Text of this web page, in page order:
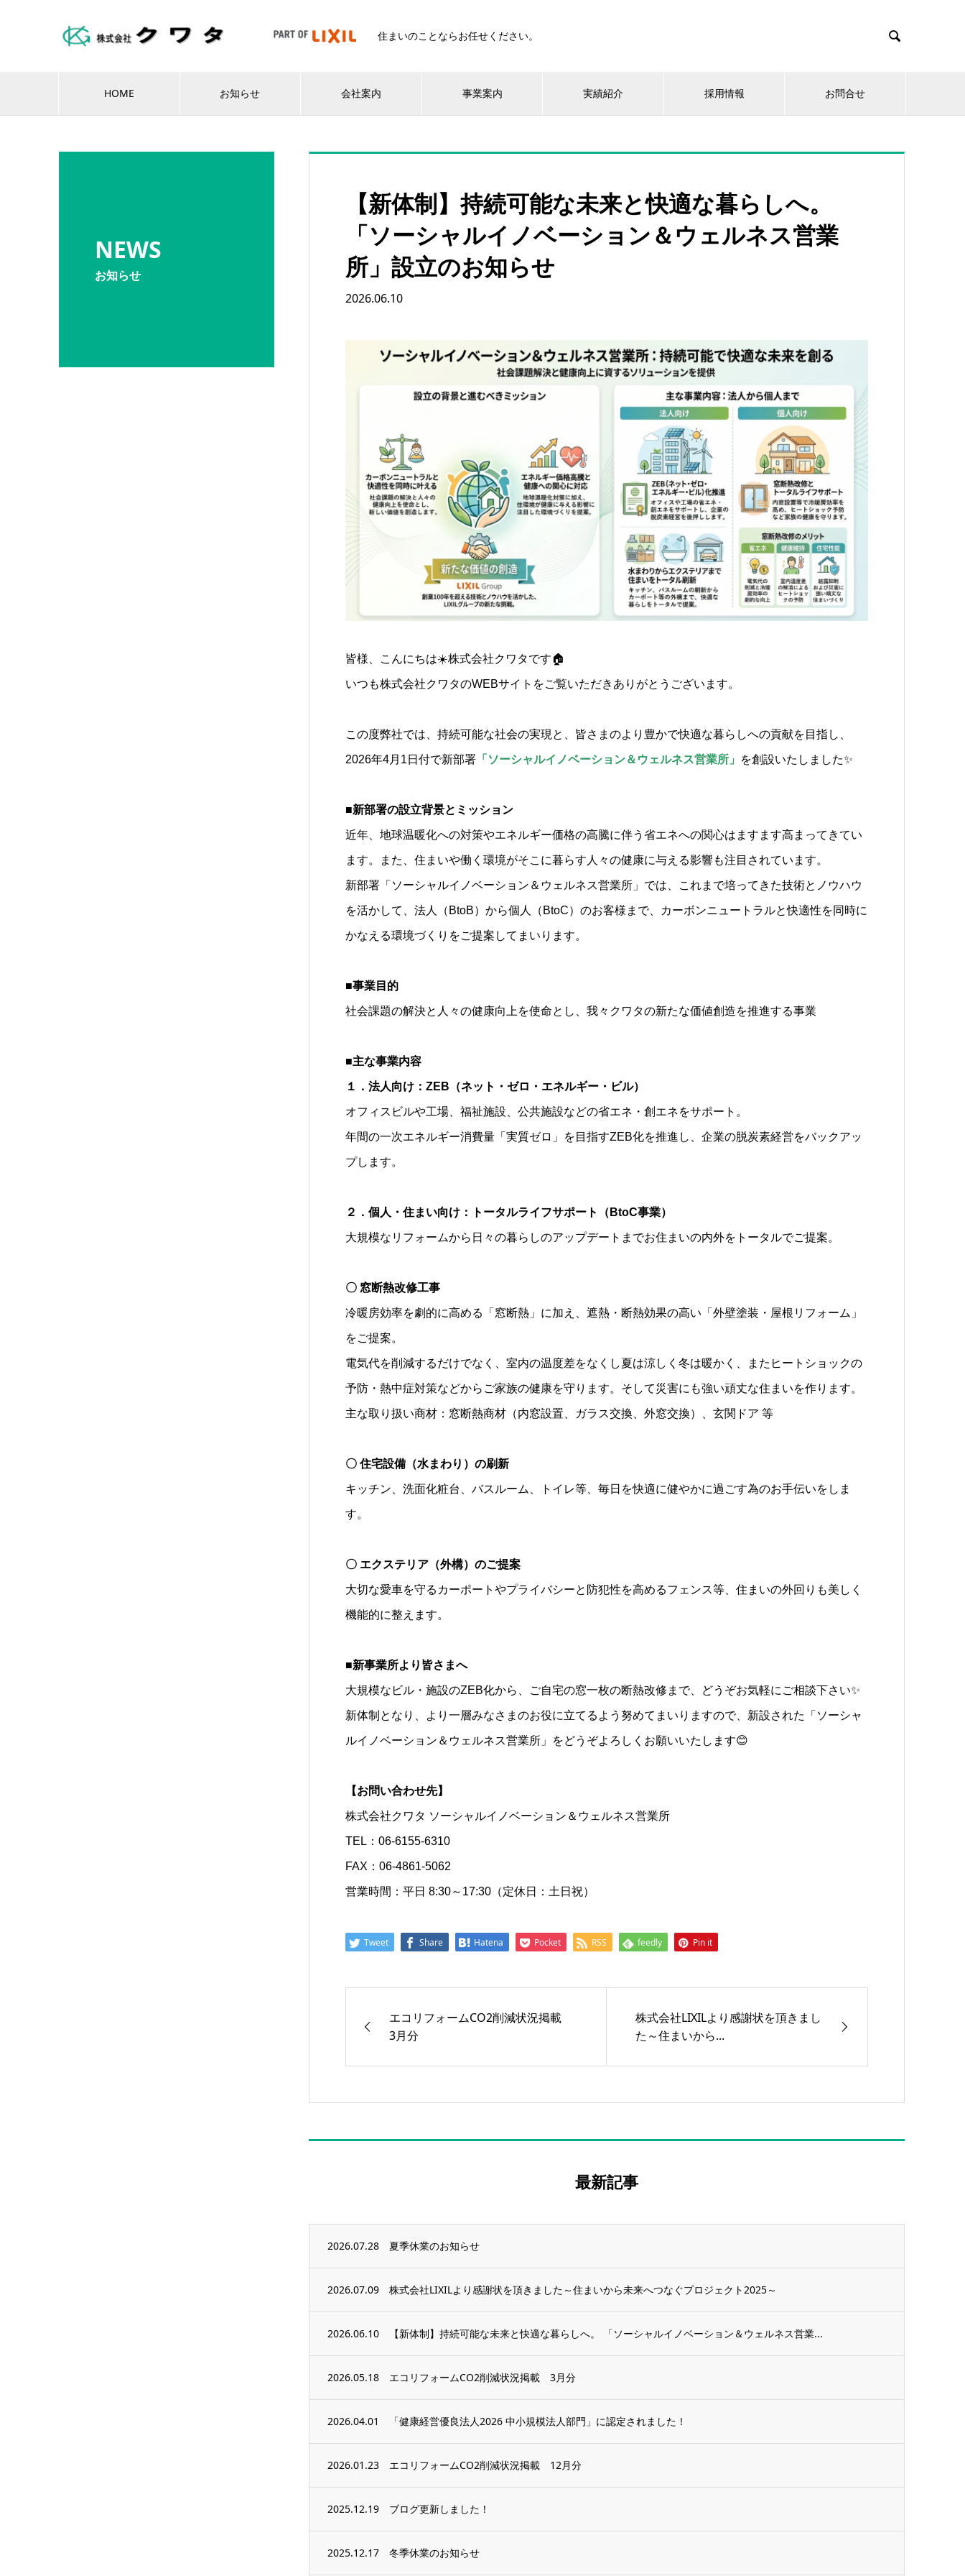
住まいのことならお任せください。 
HOME お知らせ 会社案内 事業案内 実績紹介 採用情報 お問合せ
NEWS
お知らせ
【新体制】持続可能な未来と快適な暮らしへ。
「ソーシャルイノベーション＆ウェルネス営業
所」設立のお知らせ
2026.06.10
皆様、こんにちは☀️株式会社クワタです🏠
いつも株式会社クワタのWEBサイトをご覧いただきありがとうございます。
この度弊社では、持続可能な社会の実現と、皆さまのより豊かで快適な暮らしへの貢献を目指し、
2026年4月1日付で新部署 「ソーシャルイノベーション＆ウェルネス営業所」 を創設いたしました✨
■新部署の設立背景とミッション
近年、地球温暖化への対策やエネルギー価格の高騰に伴う省エネへの関心はますます高まってきてい
ます。また、住まいや働く環境がそこに暮らす人々の健康に与える影響も注目されています。
新部署「ソーシャルイノベーション＆ウェルネス営業所」では、これまで培ってきた技術とノウハウ
を活かして、法人（BtoB）から個人（BtoC）のお客様まで、カーボンニュートラルと快適性を同時に
かなえる環境づくりをご提案してまいります。
■事業目的
社会課題の解決と人々の健康向上を使命とし、我々クワタの新たな価値創造を推進する事業
■主な事業内容
１．法人向け：ZEB（ネット・ゼロ・エネルギー・ビル）
オフィスビルや工場、福祉施設、公共施設などの省エネ・創エネをサポート。
年間の一次エネルギー消費量「実質ゼロ」を目指すZEB化を推進し、企業の脱炭素経営をバックアッ
プします。
２．個人・住まい向け：トータルライフサポート（BtoC事業）
大規模なリフォームから日々の暮らしのアップデートまでお住まいの内外をトータルでご提案。
〇 窓断熱改修工事
冷暖房効率を劇的に高める「窓断熱」に加え、遮熱・断熱効果の高い「外壁塗装・屋根リフォーム」
をご提案。
電気代を削減するだけでなく、室内の温度差をなくし夏は涼しく冬は暖かく、またヒートショックの
予防・熱中症対策などからご家族の健康を守ります。 そして災害にも強い頑丈な住まいを作ります。
主な取り扱い商材：窓断熱商材（内窓設置、ガラス交換、外窓交換）、玄関ドア 等
〇 住宅設備（水まわり）の刷新
キッチン、洗面化粧台、バスルーム、トイレ等、毎日を快適に健やかに過ごす為のお手伝いをしま
す。
〇 エクステリア（外構）のご提案
大切な愛車を守るカーポートやプライバシーと防犯性を高めるフェンス等、住まいの外回りも美しく
機能的に整えます。
■新事業所より皆さまへ
大規模なビル・施設のZEB化から、ご自宅の窓一枚の断熱改修まで、どうぞお気軽にご相談下さい✨
新体制となり、より一層みなさまのお役に立てるよう努めてまいりますので、新設された「ソーシャ
ルイノベーション＆ウェルネス営業所」をどうぞよろしくお願いいたします😊
【お問い合わせ先】
株式会社クワタ ソーシャルイノベーション＆ウェルネス営業所
TEL：06-6155-6310
FAX：06-4861-5062
営業時間：平日 8:30～17:30（定休日：土日祝）
Tweet Share Hatena Pocket RSS feedly Pin it
エコリフォームCO2削減状況掲載
3月分
株式会社LIXILより感謝状を頂きまし
た～住まいから...
最新記事
2026.07.28 夏季休業のお知らせ
2026.07.09 株式会社LIXILより感謝状を頂きました～住まいから未来へつなぐプロジェクト2025～
2026.06.10 【新体制】持続可能な未来と快適な暮らしへ。 「ソーシャルイノベーション＆ウェルネス営業...
2026.05.18 エコリフォームCO2削減状況掲載 3月分
2026.04.01 「健康経営優良法人2026 中小規模法人部門」に認定されました！
2026.01.23 エコリフォームCO2削減状況掲載 12月分
2025.12.19 ブログ更新しました！
2025.12.17 冬季休業のお知らせ